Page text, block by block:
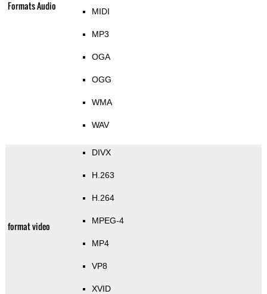
Formats Audio MIDI
MP3
OGA
OGG
WMA
WAV
format video
DIVX
H.263
H.264
MPEG-4
MP4
VP8
XVID